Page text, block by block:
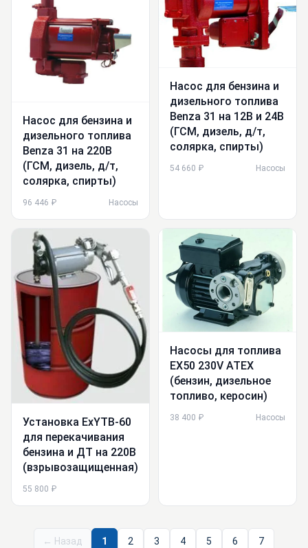
Насос для бензина и
дизельного топлива
Benza 31 на 220В
(ГСМ, дизель, д/т,
солярка, спирты)
96 446 ₽ Насосы
Насос для бензина и
дизельного топлива
Benza 31 на 12В и 24В
(ГСМ, дизель, д/т,
солярка, спирты)
54 660 ₽ Насосы
Установка ExYTB-60
для перекачивания
бензина и ДТ на 220В
(взрывозащищенная)
55 800 ₽
Насосы для топлива
EX50 230V ATEX
(бензин, дизельное
топливо, керосин)
38 400 ₽ Насосы
← Назад 1 2 3 4 5 6 7